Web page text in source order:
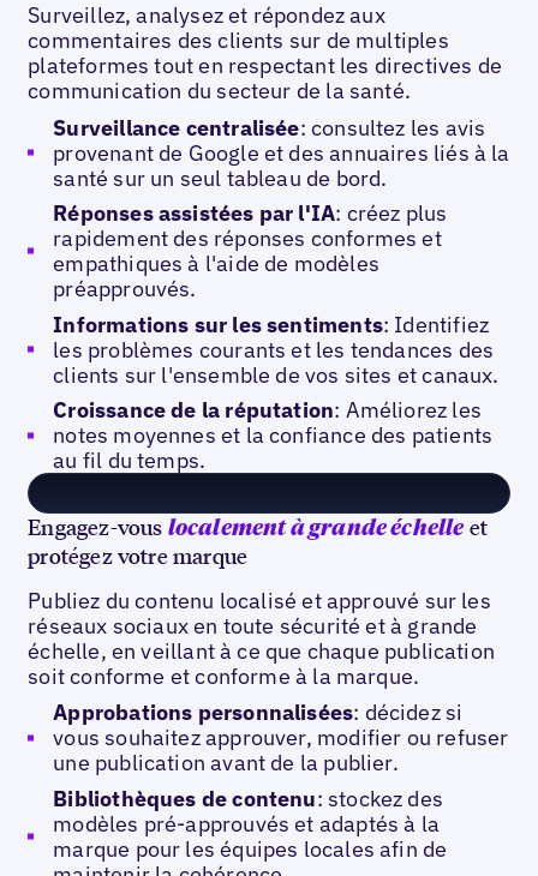
Surveillez, analysez et répondez aux
commentaires des clients sur de multiples
plateformes tout en respectant les directives de
communication du secteur de la santé.
Surveillance centralisée: consultez les avis
provenant de Google et des annuaires liés à la
santé sur un seul tableau de bord.
Réponses assistées par l'IA: créez plus
rapidement des réponses conformes et
empathiques à l'aide de modèles
préapprouvés.
Informations sur les sentiments: Identifiez
les problèmes courants et les tendances des
clients sur l'ensemble de vos sites et canaux.
Croissance de la réputation: Améliorez les
notes moyennes et la confiance des patients
au fil du temps.
Engagez-vous localement à grande échelle et
protégez votre marque
Publiez du contenu localisé et approuvé sur les
réseaux sociaux en toute sécurité et à grande
échelle, en veillant à ce que chaque publication
soit conforme et conforme à la marque.
Approbations personnalisées: décidez si
vous souhaitez approuver, modifier ou refuser
une publication avant de la publier.
Bibliothèques de contenu: stockez des
modèles pré-approuvés et adaptés à la
marque pour les équipes locales afin de